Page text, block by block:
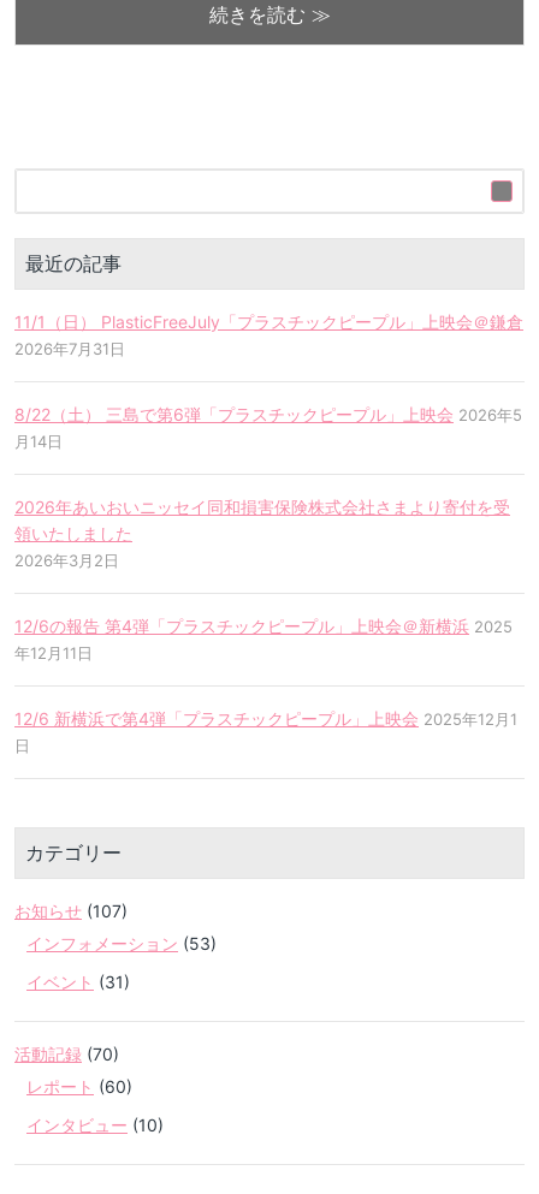
続きを読む ≫
最近の記事
11/1（日） PlasticFreeJuly「プラスチックピープル」上映会＠鎌倉
2026年7月31日
8/22（土） 三島で第6弾「プラスチックピープル」上映会 2026年5
月14日
2026年あいおいニッセイ同和損害保険株式会社さまより寄付を受
領いたしました
2026年3月2日
12/6の報告 第4弾「プラスチックピープル」上映会＠新横浜 2025
年12月11日
12/6 新横浜で第4弾「プラスチックピープル」上映会 2025年12月1
日
カテゴリー
お知らせ (107)
インフォメーション (53)
イベント (31)
活動記録 (70)
レポート (60)
インタビュー (10)